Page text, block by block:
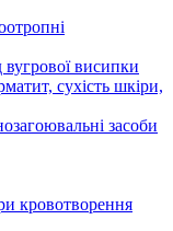
вугрової висипки
сухість шкіри,
засоби
кровотворення